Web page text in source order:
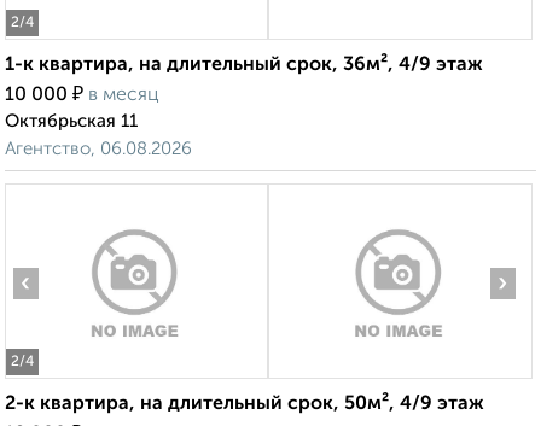
2/4
1-к квартира, на длительный срок, 36м², 4/9 этаж
10 000 ₽ в месяц
Октябрьская 11
Агентство, 06.08.2026
2/4
‹ ›
2-к квартира, на длительный срок, 50м², 4/9 этаж